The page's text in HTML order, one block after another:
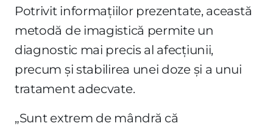
Potrivit informațiilor prezentate, această
metodă de imagistică permite un
diagnostic mai precis al afecțiunii,
precum și stabilirea unei doze și a unui
tratament adecvate.
„Sunt extrem de mândră că